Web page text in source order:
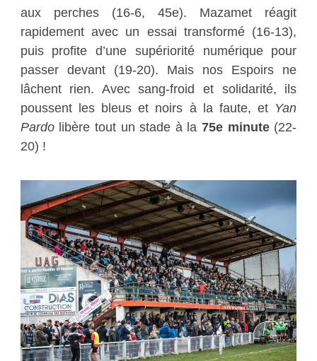
aux perches (16-6, 45e). Mazamet réagit
rapidement avec un essai transformé (16-13),
puis profite d’une supériorité numérique pour
passer devant (19-20). Mais nos Espoirs ne
lâchent rien. Avec sang-froid et solidarité, ils
poussent les bleus et noirs à la faute, et Yan
Pardolibère tout un stade à la75e minute(22-
20) !